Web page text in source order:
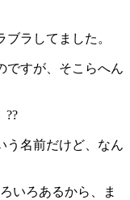
ラしてました。
ですが、そこらへん
??
う名前だけど、なん
いろあるから、ま